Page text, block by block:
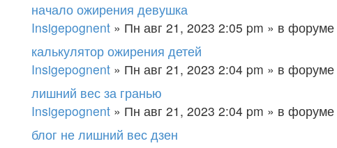
начало ожирения девушка
Insigepognent » Пн авг 21, 2023 2:05 pm » в форуме
калькулятор ожирения детей
Insigepognent » Пн авг 21, 2023 2:04 pm » в форуме
лишний вес за гранью
Insigepognent » Пн авг 21, 2023 2:04 pm » в форуме
блог не лишний вес дзен